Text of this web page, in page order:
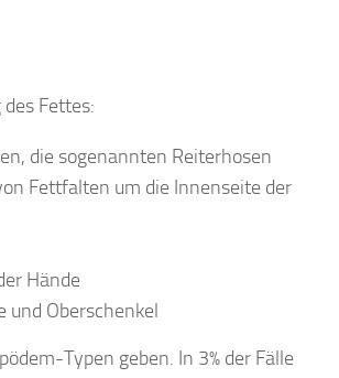
Fettes:
die sogenannten Reiterhosen
Fettfalten um die Innenseite der
Hände
und Oberschenkel
Typen geben. In 3% der Fälle